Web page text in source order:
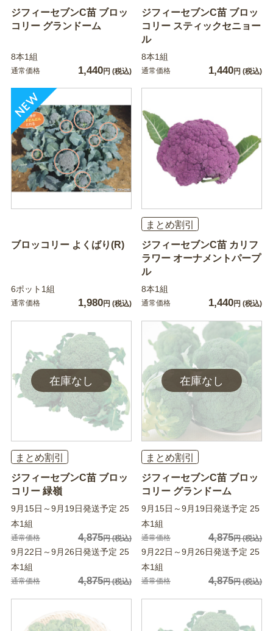
ジフィーセブンC苗 ブロッ
コリー グランドーム
8本1組
通常価格 1,440円 (税込)
ジフィーセブンC苗 ブロッ
コリー スティックセニョー
ル
8本1組
通常価格 1,440円 (税込)
ブロッコリー よくばり(R)
6ポット1組
通常価格 1,980円 (税込)
まとめ割引
ジフィーセブンC苗 カリフ
ラワー オーナメントパープ
ル
8本1組
通常価格 1,440円 (税込)
まとめ割引
ジフィーセブンC苗 ブロッ
コリー 緑嶺
9月15日～9月19日発送予定 25
本1組
通常価格 4,875円(税込)
9月22日～9月26日発送予定 25
本1組
通常価格 4,875円(税込)
まとめ割引
ジフィーセブンC苗 ブロッ
コリー グランドーム
9月15日～9月19日発送予定 25
本1組
通常価格 4,875円(税込)
9月22日～9月26日発送予定 25
本1組
通常価格 4,875円(税込)